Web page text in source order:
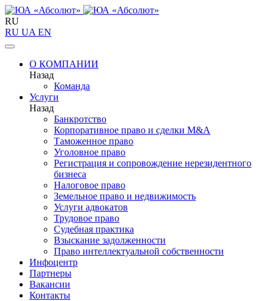
RU
RU UA EN
О КОМПАНИИ
Назад
Команда
Услуги
Назад
Банкротство
Корпоративное право и сделки M&A
Таможенное право
Уголовное право
Регистрация и сопровождение нерезидентного
бизнеса
Налоговое право
Земельное право и недвижимость
Услуги адвокатов
Трудовое право
Судебная практика
Взыскание задолженности
Право интеллектуальной собственности
Инфоцентр
Партнеры
Вакансии
Контакты